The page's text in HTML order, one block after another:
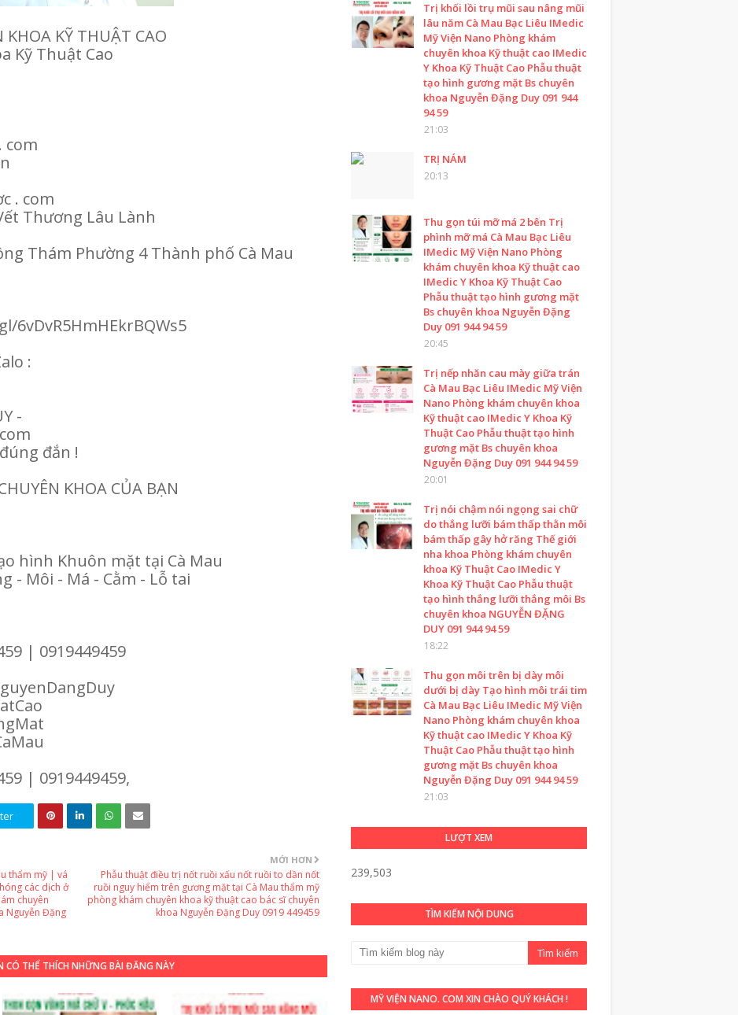
KHOA KỸ THUẬT CAO
Kỹ Thuật Cao
com
. com
Thương Lâu Lành
Thám Phường 4 Thành phố Cà Mau
6vDvR5HmHEkrBQWs5
:
-
đắn !
KHOA CỦA BẠN
hình Khuôn mặt tại Cà Mau
- Môi - Má - Cằm - Lỗ tai
| 0919449459
| 0919449459,
MỚI HƠN
Phẫu thuật điều trị nốt ruồi xấu nốt ruồi to dần nốt
ruồi nguy hiểm trên gương mặt tại Cà Mau thẩm mỹ
phòng khám chuyên khoa kỹ thuật cao bác sĩ chuyên
khoa Nguyễn Đặng Duy 0919 449459
thẩm mỹ | vá
các dịch ở
chuyên
Nguyễn Đặng
CÓ THỂ THÍCH NHỮNG BÀI ĐĂNG NÀY
Trị khối lồi trụ mũi sau nâng mũi
lâu năm Cà Mau Bạc Liêu IMedic
Mỹ Viện Nano Phòng khám
chuyên khoa Kỹ thuật cao IMedic
Y Khoa Kỹ Thuật Cao Phẫu thuật
tạo hình gương mặt Bs chuyên
khoa Nguyễn Đặng Duy 091 944
94 59
21:03
TRỊ NÁM
20:13
Thu gọn túi mỡ má 2 bên Trị
phình mỡ má Cà Mau Bạc Liêu
IMedic Mỹ Viện Nano Phòng
khám chuyên khoa Kỹ thuật cao
IMedic Y Khoa Kỹ Thuật Cao
Phẫu thuật tạo hình gương mặt
Bs chuyên khoa Nguyễn Đặng
Duy 091 944 94 59
20:45
Trị nếp nhăn cau mày giữa trán
Cà Mau Bạc Liêu IMedic Mỹ Viện
Nano Phòng khám chuyên khoa
Kỹ thuật cao IMedic Y Khoa Kỹ
Thuật Cao Phẫu thuật tạo hình
gương mặt Bs chuyên khoa
Nguyễn Đặng Duy 091 944 94 59
20:01
Trị nói chậm nói ngọng sai chữ
do thắng lưỡi bám thấp thằn môi
bám thấp gây hở răng Thế giới
nha khoa Phòng khám chuyên
khoa Kỹ Thuật Cao IMedic Y
Khoa Kỹ Thuật Cao Phẫu thuật
tạo hình thắng lưỡi thắng môi Bs
chuyên khoa NGUYỄN ĐẶNG
DUY 091 944 94 59
18:22
Thu gọn môi trên bị dày môi
dưới bị dày Tạo hình môi trái tim
Cà Mau Bạc Liêu IMedic Mỹ Viện
Nano Phòng khám chuyên khoa
Kỹ thuật cao IMedic Y Khoa Kỹ
Thuật Cao Phẫu thuật tạo hình
gương mặt Bs chuyên khoa
Nguyễn Đặng Duy 091 944 94 59
21:03
LƯỢT XEM
239,503
TÌM KIẾM NỘI DUNG
MỸ VIỆN NANO. COM XIN CHÀO QUÝ KHÁCH !